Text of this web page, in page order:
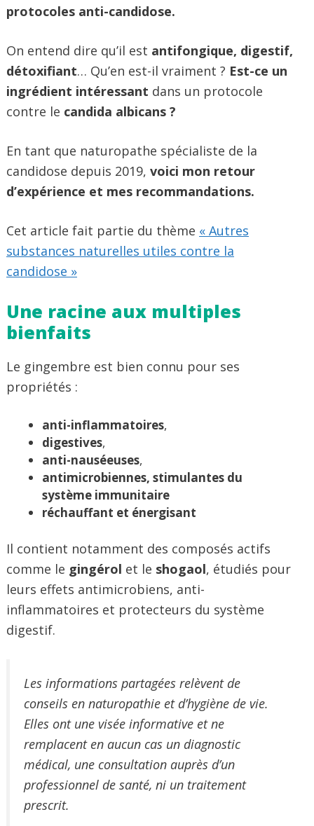
protocoles anti-candidose.
On entend dire qu’il est antifongique, digestif,
détoxifiant… Qu’en est-il vraiment ? Est-ce un
ingrédient intéressant dans un protocole
contre le candida albicans ?
En tant que naturopathe spécialiste de la
candidose depuis 2019, voici mon retour
d’expérience et mes recommandations.
Cet article fait partie du thème « Autres
substances naturelles utiles contre la
candidose »
Une racine aux multiples
bienfaits
Le gingembre est bien connu pour ses
propriétés :
anti-inflammatoires,
digestives,
anti-nauséeuses,
antimicrobiennes, stimulantes du
système immunitaire
réchauffant et énergisant
Il contient notamment des composés actifs
comme le gingérol et le shogaol, étudiés pour
leurs effets antimicrobiens, anti-
inflammatoires et protecteurs du système
digestif.
Les informations partagées relèvent de
conseils en naturopathie et d’hygiène de vie.
Elles ont une visée informative et ne
remplacent en aucun cas un diagnostic
médical, une consultation auprès d’un
professionnel de santé, ni un traitement
prescrit.